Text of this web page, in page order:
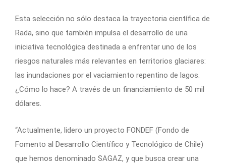
Esta selección no sólo destaca la trayectoria científica de
Rada, sino que también impulsa el desarrollo de una
iniciativa tecnológica destinada a enfrentar uno de los
riesgos naturales más relevantes en territorios glaciares:
las inundaciones por el vaciamiento repentino de lagos.
¿Cómo lo hace? A través de un financiamiento de 50 mil
dólares.
“Actualmente, lidero un proyecto FONDEF (Fondo de
Fomento al Desarrollo Científico y Tecnológico de Chile)
que hemos denominado SAGAZ, y que busca crear una